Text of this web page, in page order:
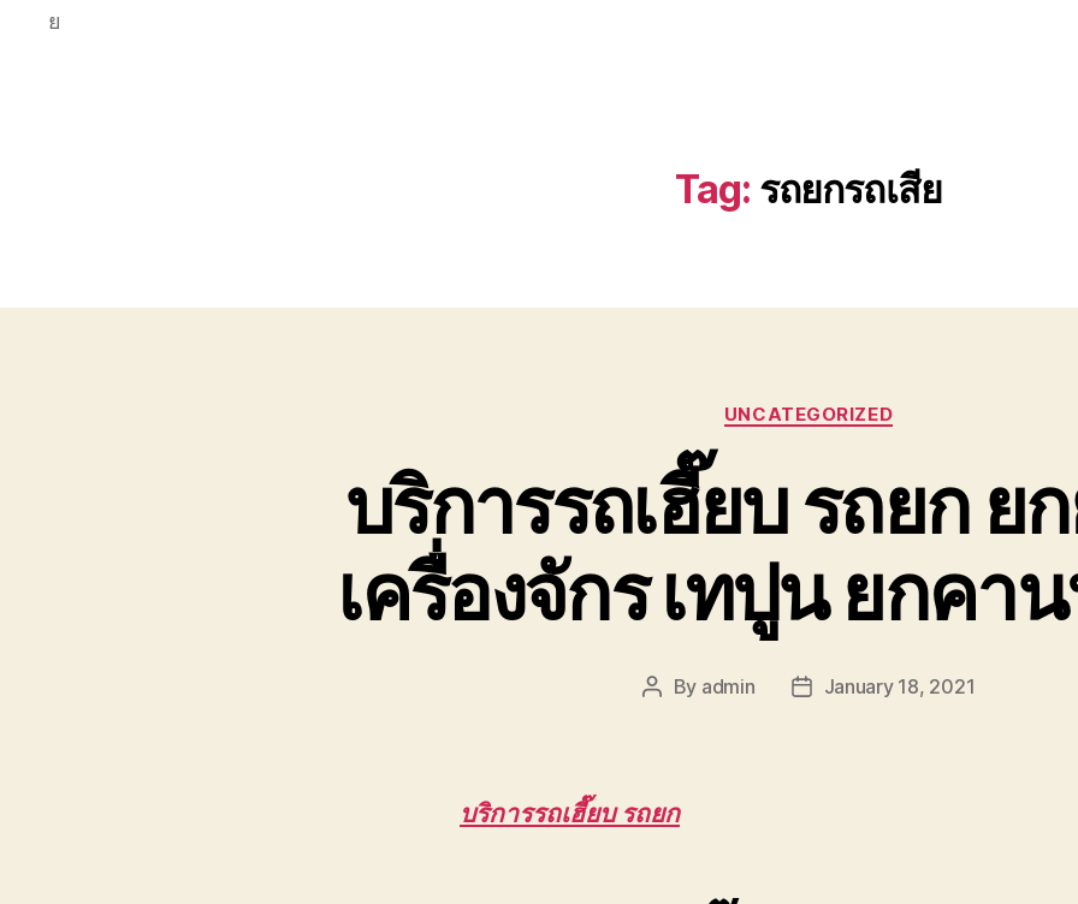
ย
Tag: รถยกรถเสีย
Categories
UNCATEGORIZED
บริการรถเฮี๊ยบ รถยก ย
เครื่องจักร เทปูน ยกคา
Post
By admin
PostJanuary 18, 2021
บริการรถเฮี๊ยบ รถยก